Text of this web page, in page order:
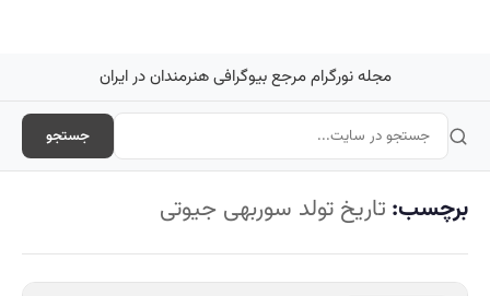
مجله نورگرام مرجع بیوگرافی هنرمندان در ایران
جستجو
برچسب: تاریخ تولد سوربهی جیوتی